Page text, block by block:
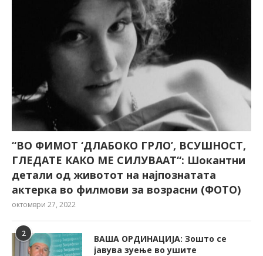
“ВО ФИМОТ ‘ДЛАБОКО ГРЛО’, ВСУШНОСТ,
ГЛЕДАТЕ КАКО МЕ СИЛУВААТ“: Шокантни
детали од животот на најпознатата
актерка во филмови за возрасни (ФОТО)
октомври 27, 2022
2
ВАША ОРДИНАЦИЈА: Зошто се
јавува зуење во ушите